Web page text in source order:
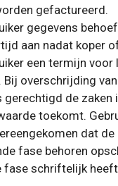
gefactureerd.
gegevens
aan nadat koper
een termijn
overschrijding
gerechtigd de
toekomt.
dat
fase behoren
fase schriftelijk